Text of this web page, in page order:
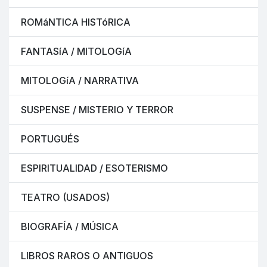
ROMáNTICA HISTóRICA
FANTASíA / MITOLOGíA
MITOLOGíA / NARRATIVA
SUSPENSE / MISTERIO Y TERROR
PORTUGUÉS
ESPIRITUALIDAD / ESOTERISMO
TEATRO (USADOS)
BIOGRAFÍA / MÚSICA
LIBROS RAROS O ANTIGUOS